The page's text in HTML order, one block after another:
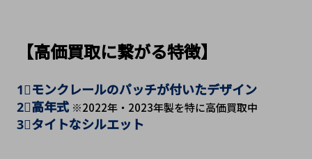
【高価買取に繋がる特徴】
1⃣モンクレールのパッチが付いたデザイン
2⃣高年式 ※2022年・2023年製を特に高価買取中
3⃣タイトなシルエット